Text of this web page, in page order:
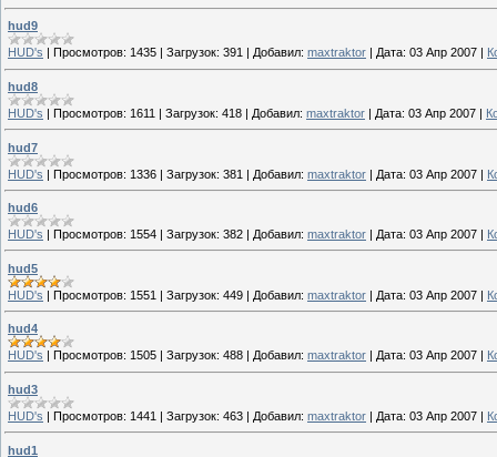
hud9
HUD's | Просмотров: 1435 | Загрузок: 391 | Добавил: maxtraktor | Дата: 03 Апр 2007 |
hud8
HUD's | Просмотров: 1611 | Загрузок: 418 | Добавил: maxtraktor | Дата: 03 Апр 2007 |
hud7
HUD's | Просмотров: 1336 | Загрузок: 381 | Добавил: maxtraktor | Дата: 03 Апр 2007 |
hud6
HUD's | Просмотров: 1554 | Загрузок: 382 | Добавил: maxtraktor | Дата: 03 Апр 2007 |
hud5
HUD's | Просмотров: 1551 | Загрузок: 449 | Добавил: maxtraktor | Дата: 03 Апр 2007 |
hud4
HUD's
Просмотров: 1505 Загрузок: 488 Добавил: maxtraktor Дата: 03 Апр 2007
hud3
HUD's | Просмотров: 1441 | Загрузок: 463 | Добавил: maxtraktor | Дата: 03 Апр 2007 |
hud1